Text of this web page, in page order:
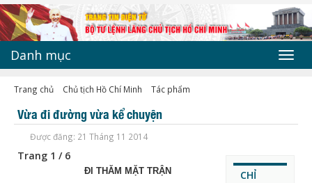
Danh mục
Trang chủ Chủ tịch Hồ Chí Minh Tác phẩm
Vừa đi đường vừa kể chuyện
Được đăng: 21 Tháng 11 2014
CHỈ
Trang 1 / 6
ĐI THĂM MẶT TRẬN